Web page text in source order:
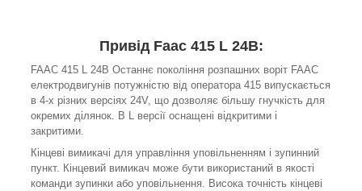
Привід Faac 415 L 24В:
FAAC 415 L 24В Останнє покоління розпашних воріт FAAC
електродвигунів потужністю від оператора 415 випускається
в 4-х різних версіях 24V, що дозволяє більшу гнучкість для
окремих ділянок. В L версії оснащені відкритими і
закритими.
Кінцеві вимикачі для управління уповільненням і зупинний
пункт. Кінцевий вимикач може бути використаний в якості
команди зупинки або уповільнення. Висока точність кінцеві